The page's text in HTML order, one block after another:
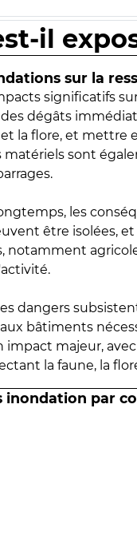
il
sur la
significatifs
dégâts
la flore, et mettre
sont
les
être isolées,
notamment
dangers
bâtiments
impact majeur,
la faune, la
inondation par